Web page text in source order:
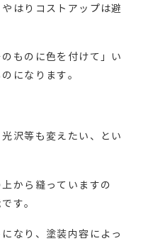
はりコストアップは避
ものに色を付けて」い
になります。
沢等も変えたい、とい
から縫っていますの
す。
なり、塗装内容によっ